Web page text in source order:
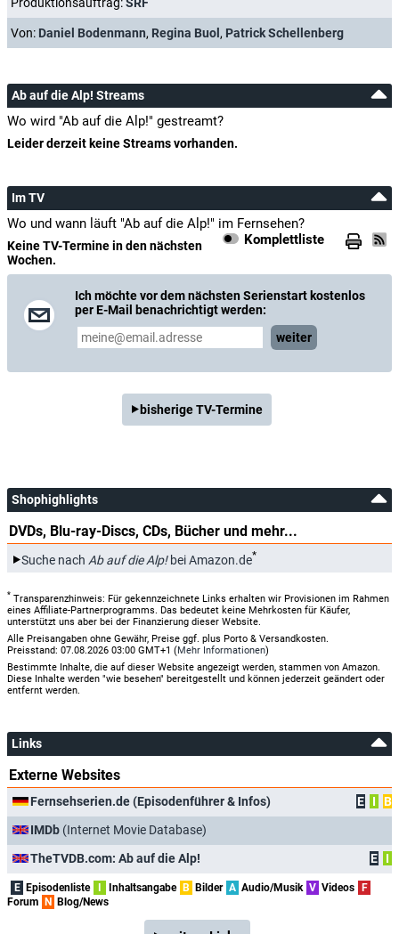
Von: Daniel Bodenmann, Regina Buol , Patrick Schellenberg
Ab auf die Alp! Streams
Wo wird "Ab auf die Alp!" gestreamt?
Leider derzeit keine Streams vorhanden.
Im TV
Wo und wann läuft "Ab auf die Alp!" im Fernsehen?
Komplettliste
Keine TV-Termine in den nächsten
Wochen.
Ich möchte vor dem nächsten Serienstart kostenlos
per E-Mail benachrichtigt werden:
weiter
bisherige TV-Termine
Shophighlights
DVDs, Blu-ray-Discs, CDs, Bücher und mehr...
Suche nach Ab auf die Alp!bei Amazon.de*
* Transparenzhinweis: Für gekennzeichnete Links erhalten wir Provisionen im Rahmen
eines Affiliate-Partnerprogramms. Das bedeutet keine Mehrkosten für Käufer,
unterstützt uns aber bei der Finanzierung dieser Website.
Alle Preisangaben ohne Gewähr, Preise ggf. plus Porto & Versandkosten.
Preisstand: 07.08.2026 03:00 GMT+1 (Mehr Informationen)
Bestimmte Inhalte, die auf dieser Website angezeigt werden, stammen von Amazon.
Diese Inhalte werden "wie besehen" bereitgestellt und können jederzeit geändert oder
entfernt werden.
Links
Externe Websites
Fernsehserien.de (Episodenführer & Infos) E I
B
IMDb (Internet Movie Database)
TheTVDB.com: Ab auf die Alp!
E I
E Episodenliste I Inhaltsangabe B Bilder A Audio/Musik V Videos F
Forum N Blog/News